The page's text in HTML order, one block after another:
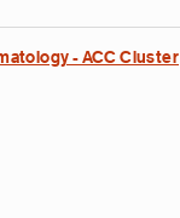
- ACC Cluster